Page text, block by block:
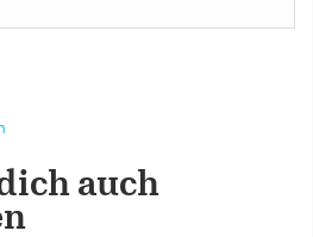
auch